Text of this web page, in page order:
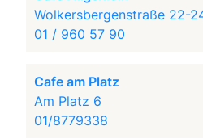
Wolkersbergenstraße 22-
01 / 960 57 90
Cafe am Platz
Am Platz 6
01/8779338